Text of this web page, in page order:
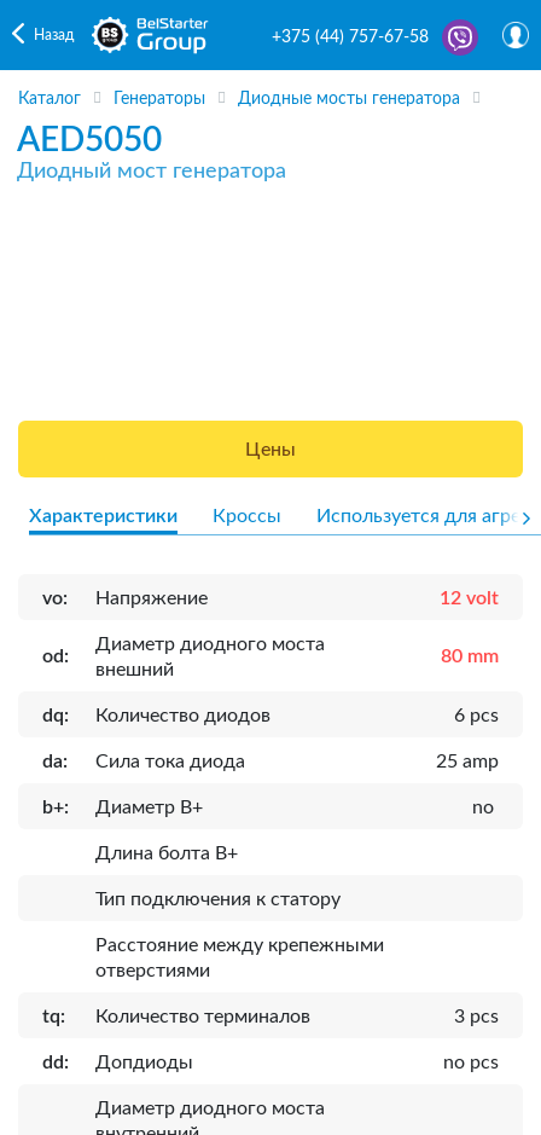
Назад +375 (44) 757-67-58
Каталог Генераторы Диодные мосты генератора
AED5050
Диодный мост генератора
Цены
Характеристики Кроссы Используется для
vo: Напряжение 12 volt
od:
Диаметр диодного моста
внешний
80 mm
dq: Количество диодов 6 pcs
da: Сила тока диода 25 amp
b+: Диаметр B+ no
Длина болта B+
Тип подключения к статору
Расcтояние между крепежными
отверстиями
tq: Количество терминалов 3 pcs
dd: Допдиоды no pcs
Диаметр диодного моста